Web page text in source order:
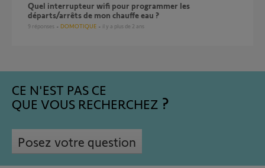
quel interrupteur wifi pour programmer les
départs/arrêts de mon chauffe eau ?
9 réponses DOMOTIQUE il y a plus de 2 ans
CE N'EST PAS CE
QUE VOUS RECHERCHEZ
Posez votre question